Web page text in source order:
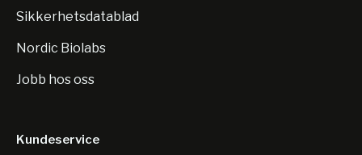
Sikkerhetsdatablad
Nordic Biolabs
Jobb hos oss
Kundeservice